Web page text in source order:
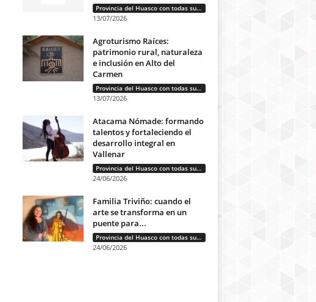
Provincia del Huasco con todas sus letras: Historias que unen cultura, diversidad e identidad
13/07/2026
Agroturismo Raíces:
patrimonio rural, naturaleza
e inclusión en Alto del
Carmen
Provincia del Huasco con todas sus letras: Historias que unen cultura, diversidad e identidad
13/07/2026
Atacama Nómade: formando
talentos y fortaleciendo el
desarrollo integral en
Vallenar
Provincia del Huasco con todas sus letras: Historias que unen cultura, diversidad e identidad
24/06/2026
Familia Triviño: cuando el
arte se transforma en un
puente para...
Provincia del Huasco con todas sus letras: Historias que unen cultura, diversidad e identidad
24/06/2026